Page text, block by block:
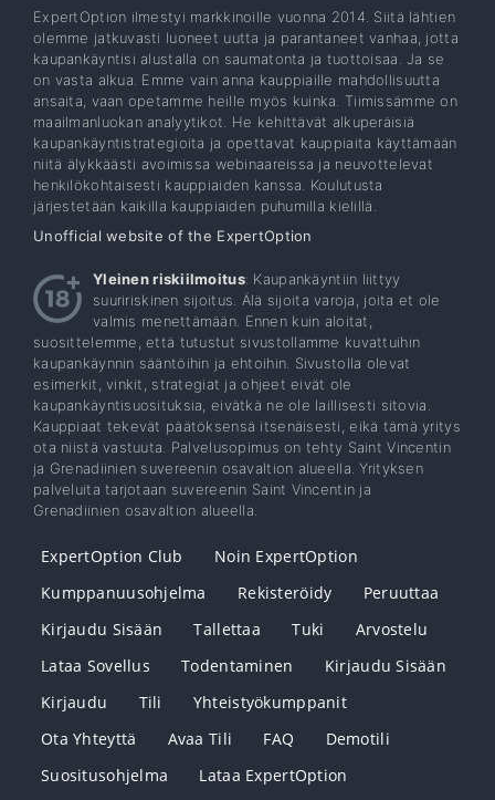
ExpertOption ilmestyi markkinoille vuonna 2014. Siitä lähtien
olemme jatkuvasti luoneet uutta ja parantaneet vanhaa, jotta
kaupankäyntisi alustalla on saumatonta ja tuottoisaa. Ja se
on vasta alkua. Emme vain anna kauppiaille mahdollisuutta
ansaita, vaan opetamme heille myös kuinka. Tiimissämme on
maailmanluokan analyytikot. He kehittävät alkuperäisiä
kaupankäyntistrategioita ja opettavat kauppiaita käyttämään
niitä älykkäästi avoimissa webinaareissa ja neuvottelevat
henkilökohtaisesti kauppiaiden kanssa. Koulutusta
järjestetään kaikilla kauppiaiden puhumilla kielillä.
Unofficial website of the ExpertOption
Yleinen riskiilmoitus: Kaupankäyntiin liittyy
suuririskinen sijoitus. Älä sijoita varoja, joita et ole
valmis menettämään. Ennen kuin aloitat,
suosittelemme, että tutustut sivustollamme kuvattuihin
kaupankäynnin sääntöihin ja ehtoihin. Sivustolla olevat
esimerkit, vinkit, strategiat ja ohjeet eivät ole
kaupankäyntisuosituksia, eivätkä ne ole laillisesti sitovia.
Kauppiaat tekevät päätöksensä itsenäisesti, eikä tämä yritys
ota niistä vastuuta. Palvelusopimus on tehty Saint Vincentin
ja Grenadiinien suvereenin osavaltion alueella. Yrityksen
palveluita tarjotaan suvereenin Saint Vincentin ja
Grenadiinien osavaltion alueella.
ExpertOption Club
Noin ExpertOption
Kumppanuusohjelma
Rekisteröidy
Peruuttaa
Kirjaudu Sisään
Tallettaa Tuki
Arvostelu
Lataa Sovellus
Todentaminen
Kirjaudu Sisään
Kirjaudu
Tili
Yhteistyökumppanit
Ota Yhteyttä
Avaa Tili FAQ
Demotili
Suositusohjelma
Lataa ExpertOption